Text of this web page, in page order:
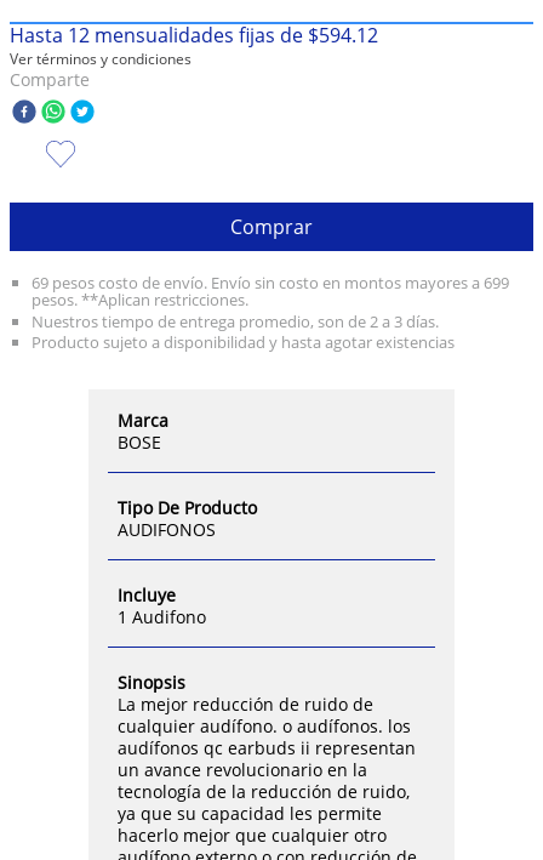
Hasta 12 mensualidades fijas de $594.12
Ver términos y condiciones
Comparte
Comprar
69 pesos costo de envío. Envío sin costo en montos mayores a 699
pesos. **Aplican restricciones.
Nuestros tiempo de entrega promedio, son de 2 a 3 días.
Producto sujeto a disponibilidad y hasta agotar existencias
Marca
BOSE
Tipo De Producto
AUDIFONOS
Incluye
1 Audifono
Sinopsis
La mejor reducción de ruido de
cualquier audífono. o audífonos. los
audífonos qc earbuds ii representan
un avance revolucionario en la
tecnología de la reducción de ruido,
ya que su capacidad les permite
hacerlo mejor que cualquier otro
10. taylor swift